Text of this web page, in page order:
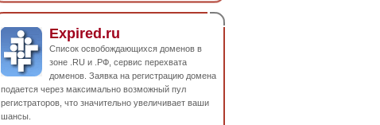
Expired.ru
Список освобождающихся доменов в
зоне .RU и .РФ, сервис перехвата
доменов. Заявка на регистрацию домена
подается через максимально возможный пул
регистраторов, что значительно увеличивает ваши
шансы.